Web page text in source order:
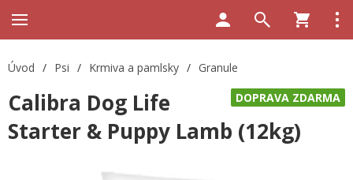
Úvod / Psi / Krmiva a pamlsky / Granule
DOPRAVA ZDARMA
Calibra Dog Life
Starter & Puppy Lamb (12kg)